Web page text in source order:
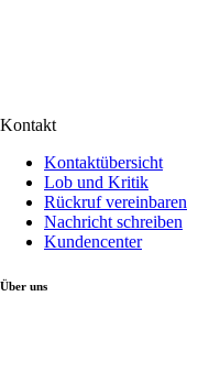
Kontakt
Kontaktübersicht
Lob und Kritik
Rückruf vereinbaren
Nachricht schreiben
Kundencenter
Über uns